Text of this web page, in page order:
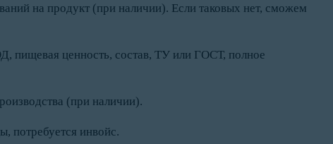
на продукт (при наличии). Если таковых нет, сможем
пищевая ценность, состав, ТУ или ГОСТ, полное
(при наличии).
потребуется инвойс.